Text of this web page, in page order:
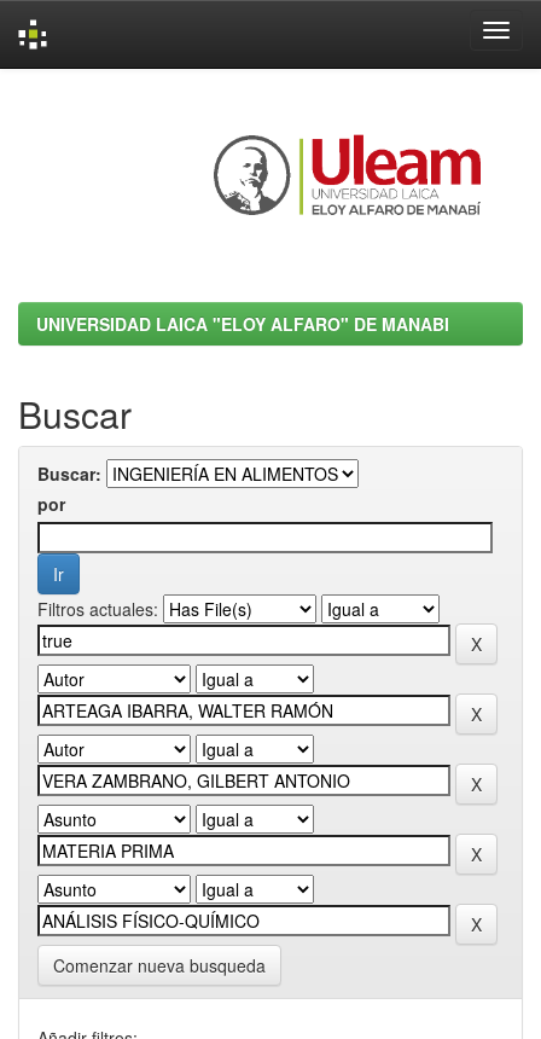
UNIVERSIDAD LAICA "ELOY ALFARO" DE MANABI
Buscar
Buscar:
por
Filtros actuales:
Comenzar nueva busqueda